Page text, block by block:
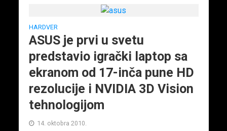
HARDVER
ASUS je prvi u svetu
predstavio igrački laptop sa
ekranom od 17-inča pune HD
rezolucije i NVIDIA 3D Vision
tehnologijom
14. oktobra 2010.